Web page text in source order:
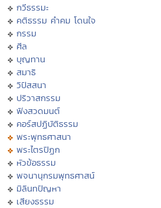
กวีธรรมะ
คติธรรม คำคม โดนใจ
กรรม
ศีล
บุญทาน
สมาธิ
วิปัสสนา
ปริวาสกรรม
ฟังสวดมนต์
คอร์สปฏิบัติธรรม
พระพุทธศาสนา
พระไตรปิฏก
หัวข้อธรรม
พจนานุกรมพุทธศาสน์
มิลินทปัญหา
เสียงธรรม